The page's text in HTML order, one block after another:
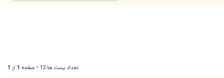
تعداد پست ها:12 • صفحه 1 از 1